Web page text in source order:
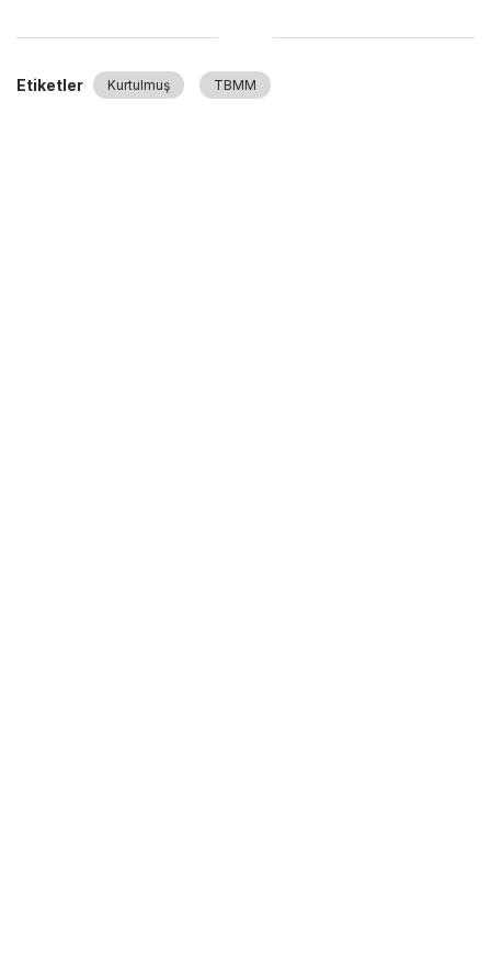
Etiketler Kurtulmuş TBMM